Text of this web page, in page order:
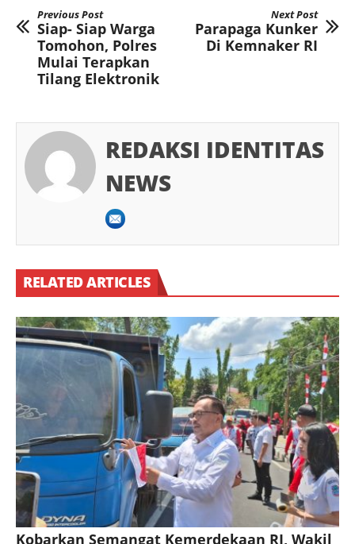
Previous Post
Siap- Siap Warga
Tomohon, Polres
Mulai Terapkan
Tilang Elektronik
Next Post
Parapaga Kunker
Di Kemnaker RI
REDAKSI IDENTITAS
NEWS
RELATED ARTICLES
Kobarkan Semangat Kemerdekaan RI, Wakil